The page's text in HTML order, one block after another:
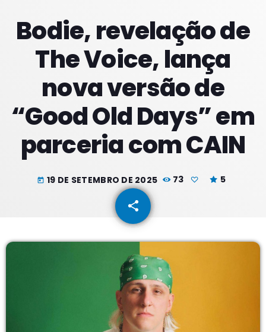
PROXIMOS PROGRAMAS
Meio Dia
COM JORGE
10:00 - 13:59
Tardes
COM RODRIGÃO
14:00 - 17:59
Noites
18:00 - 21:59
Bodie, revelação de
The Voice, lança
nova versão de
“Good Old Days” em
parceria com CAIN
today 19 DE SETEMBRO DE 2025 73 5
share
email